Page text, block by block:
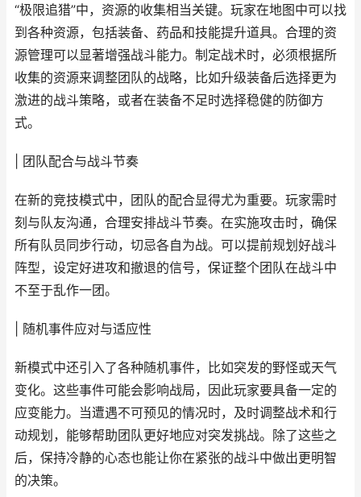
“极限追猎”中，资源的收集相当关键。玩家在地图中可以找
到各种资源，包括装备、药品和技能提升道具。合理的资
源管理可以显著增强战斗能力。制定战术时，必须根据所
收集的资源来调整团队的战略，比如升级装备后选择更为
激进的战斗策略，或者在装备不足时选择稳健的防御方
式。
| 团队配合与战斗节奏
在新的竞技模式中，团队的配合显得尤为重要。玩家需时
刻与队友沟通，合理安排战斗节奏。在实施攻击时，确保
所有队员同步行动，切忌各自为战。可以提前规划好战斗
阵型，设定好进攻和撤退的信号，保证整个团队在战斗中
不至于乱作一团。
| 随机事件应对与适应性
新模式中还引入了各种随机事件，比如突发的野怪或天气
变化。这些事件可能会影响战局，因此玩家要具备一定的
应变能力。当遭遇不可预见的情况时，及时调整战术和行
动规划，能够帮助团队更好地应对突发挑战。除了这些之
后，保持冷静的心态也能让你在紧张的战斗中做出更明智
的决策。